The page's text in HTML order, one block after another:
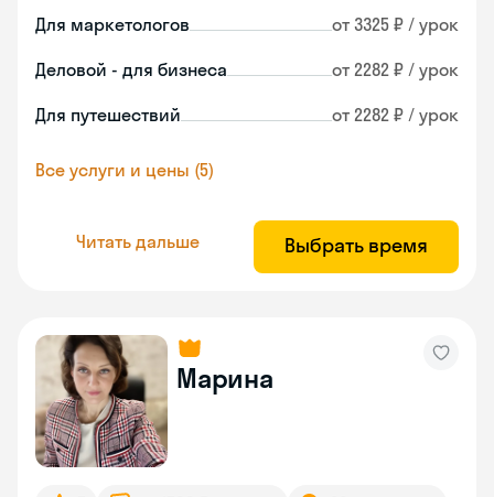
Для маркетологов от 3325 ₽ / урок
Деловой - для бизнеса от 2282 ₽ / урок
Для путешествий от 2282 ₽ / урок
Все услуги и цены (5)
Читать дальше Выбрать время
Марина